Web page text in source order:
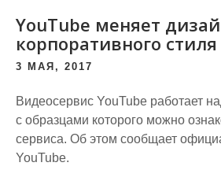
YouTube меняет
корпоративного стиля
3 МАЯ, 2017
Видеосервис YouTube работает
с образцами которого можно
сервиса. Об этом сообщает
YouTube.